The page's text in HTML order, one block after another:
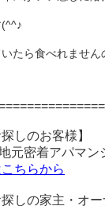
たら食べれません
しのお客様】
元密着アパマン
ちらから
しの家主・オー